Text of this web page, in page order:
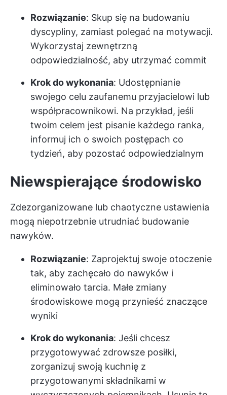
Rozwiązanie: Skup się na budowaniu
dyscypliny, zamiast polegać na motywacji.
Wykorzystaj zewnętrzną
odpowiedzialność, aby utrzymać commit
Krok do wykonania: Udostępnianie
swojego celu zaufanemu przyjacielowi lub
współpracownikowi. Na przykład, jeśli
twoim celem jest pisanie każdego ranka,
informuj ich o swoich postępach co
tydzień, aby pozostać odpowiedzialnym
Niewspierające środowisko
Zdezorganizowane lub chaotyczne ustawienia
mogą niepotrzebnie utrudniać budowanie
nawyków.
Rozwiązanie: Zaprojektuj swoje otoczenie
tak, aby zachęcało do nawyków i
eliminowało tarcia. Małe zmiany
środowiskowe mogą przynieść znaczące
wyniki
Krok do wykonania: Jeśli chcesz
przygotowywać zdrowsze posiłki,
zorganizuj swoją kuchnię z
przygotowanymi składnikami w